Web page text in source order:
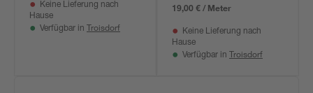
Keine Lieferung nach
Hause
Verfügbar in Troisdorf
19,00 € / Meter
Keine Lieferung nach
Hause
Verfügbar in Troisdorf